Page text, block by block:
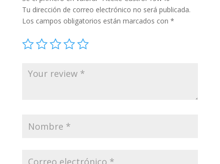
Tu dirección de correo electrónico no será publicada.
Los campos obligatorios están marcados con *